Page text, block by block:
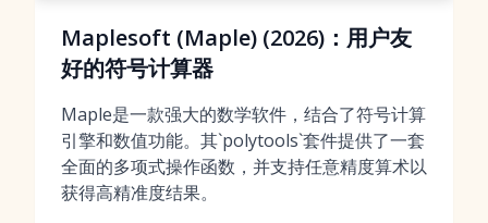
Maplesoft (Maple) (2026)：用户友
好的符号计算器
Maple是一款强大的数学软件，结合了符号计算
引擎和数值功能。其`polytools`套件提供了一套
全面的多项式操作函数，并支持任意精度算术以
获得高精准度结果。